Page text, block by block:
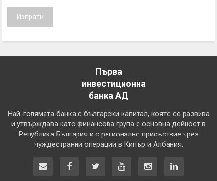
Изпрати
Първа
инвестиционна
банка АД
Най-голямата банка с български капитал, която се развива
и утвърждава като финансова група с основна дейност в
Република България и с регионално присъствие чрез
чуждестранни операции в Кипър и Албания.